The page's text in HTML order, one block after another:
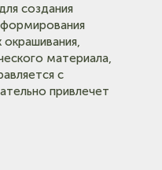
создания
формирования
материала,
с
привлечет